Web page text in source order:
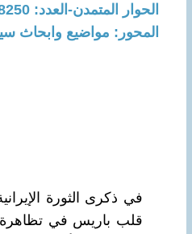
الحوار المتمدن-العدد: 8250 - 2025 / 2 / 11 - 19:48
المحور: مواضيع وابحاث
في ذكرى الثورة
قلب باريس في تظاهرة